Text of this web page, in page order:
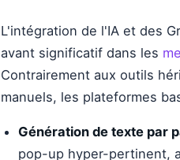
L'intégration de l'IA et des
avant significatif dans les
Contrairement aux outils
manuels, les plateformes
Génération de texte par
pop-up hyper-pertinent,